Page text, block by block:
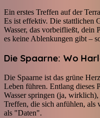
Ein erstes Treffen auf der
Es ist effektiv. Die stattlichen
Wasser, das vorbeifließt,
es keine Ablenkungen gibt –
Die Spaarne: Wo
Die Spaarne ist das grüne
Leben führen. Entlang dieses
Wasser springen (ja,
Treffen, die sich anfühlen, als
als "Daten".